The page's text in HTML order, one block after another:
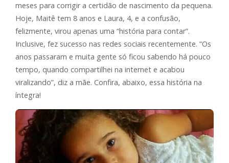
meses para corrigir a certidão de nascimento da pequena.
Hoje, Maitê tem 8 anos e Laura, 4, e a confusão,
felizmente, virou apenas uma “história para contar”.
Inclusive, fez sucesso nas redes sociais recentemente. “Os
anos passaram e muita gente só ficou sabendo há pouco
tempo, quando compartilhei na internet e acabou
viralizando”, diz a mãe. Confira, abaixo, essa história na
íntegra!